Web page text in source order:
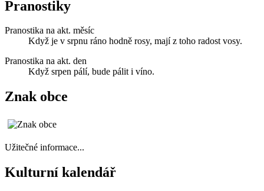
Pranostiky
Pranostika na akt. měsíc
Když je v srpnu ráno hodně rosy, mají z toho radost vosy.
Pranostika na akt. den
Když srpen pálí, bude pálit i víno.
Znak obce
Užitečné informace...
Kulturní kalendář